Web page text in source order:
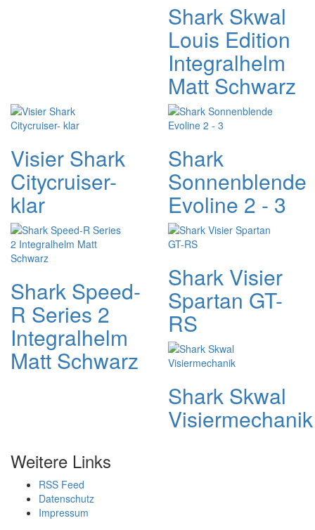
Shark Skwal
Louis Edition
Integralhelm
Matt Schwarz
Visier Shark
Citycruiser-
klar
Shark
Sonnenblende
Evoline 2 - 3
Shark Speed-
R Series 2
Integralhelm
Matt Schwarz
Shark Visier
Spartan GT-
RS
Shark Skwal
Visiermechanik
Weitere Links
RSS Feed
Datenschutz
Impressum